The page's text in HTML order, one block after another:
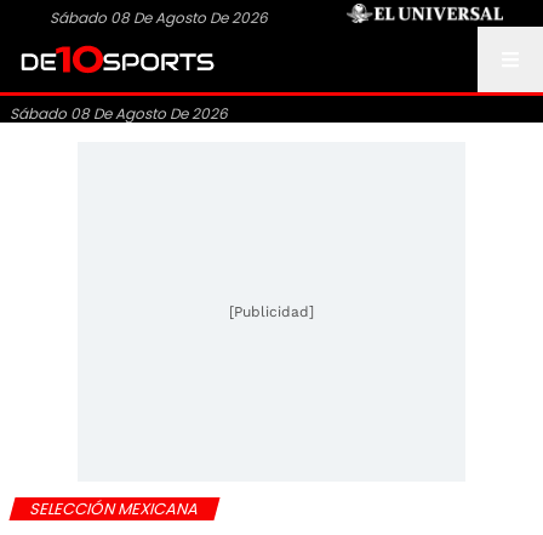
Sábado 08 De Agosto De 2026
Sábado 08 De Agosto De 2026
[Publicidad]
SELECCIÓN MEXICANA